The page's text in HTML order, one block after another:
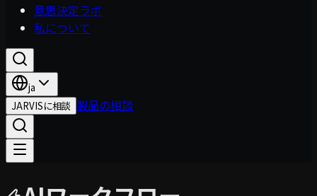
意思決定ラボ
私について
ja
JARVISに相談 製品の相談